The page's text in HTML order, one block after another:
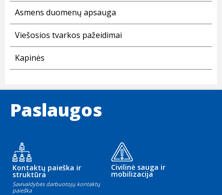
Asmens duomenų apsauga
Viešosios tvarkos pažeidimai
Kapinės
Paslaugos
Kontaktų paieška ir
struktūra
Savivaldybės darbuotojų kontaktų
paieška
Civilinė sauga ir
mobilizacija